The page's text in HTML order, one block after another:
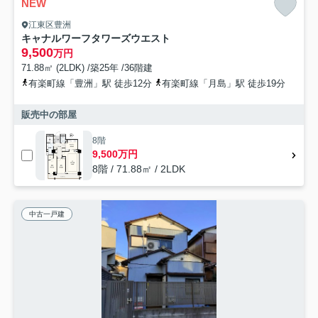
NEW
江東区豊洲
キャナルワーフタワーズウエスト
9,500万円
71.88㎡ (2LDK) /築25年 /36階建
有楽町線「豊洲」駅 徒歩12分
有楽町線「月島」駅 徒歩19分
販売中の部屋
8階
9,500万円
8階 / 71.88㎡ / 2LDK
中古一戸建